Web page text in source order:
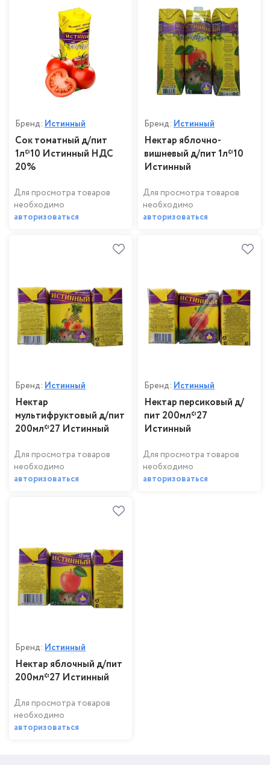
Бренд: Истинный
Сок томатный д/пит
1л*10 Истинный НДС
20%
Для просмотра товаров
необходимо
авторизоваться
Бренд: Истинный
Нектар яблочно-
вишневый д/пит 1л*10
Истинный
Для просмотра товаров
необходимо
авторизоваться
Бренд: Истинный
Нектар
мультифруктовый д/пит
200мл*27 Истинный
Для просмотра товаров
необходимо
авторизоваться
Бренд: Истинный
Нектар персиковый д/
пит 200мл*27
Истинный
Для просмотра товаров
необходимо
авторизоваться
Бренд: Истинный
Нектар яблочный д/пит
200мл*27 Истинный
Для просмотра товаров
необходимо
авторизоваться